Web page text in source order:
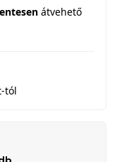
átvehető
tól